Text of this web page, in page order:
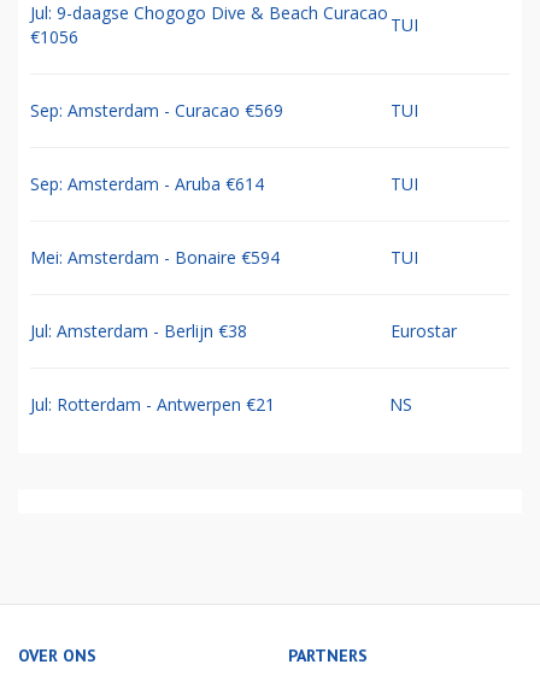
Jul: 9-daagse Chogogo Dive & Beach Curacao
€1056
TUI
Sep: Amsterdam - Curacao €569 TUI
Sep: Amsterdam - Aruba €614 TUI
Mei: Amsterdam - Bonaire €594 TUI
Jul: Amsterdam - Berlijn €38 Eurostar
Jul: Rotterdam - Antwerpen €21 NS
OVER ONS PARTNERS